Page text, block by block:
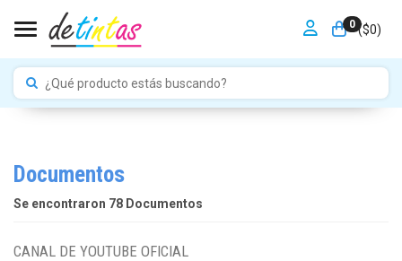
0 ($0)
Toggle navigation
Documentos
Se encontraron 78 Documentos
CANAL DE YOUTUBE OFICIAL